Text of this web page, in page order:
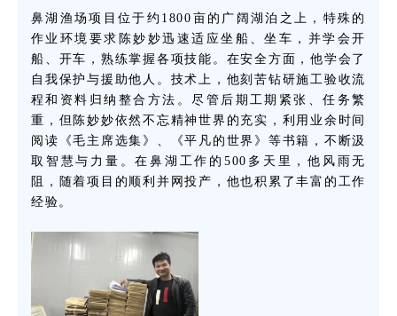
鼻湖渔场项目位于约1800亩的广阔湖泊之上，特殊的
作业环境要求陈妙妙迅速适应坐船、坐车，并学会开
船、开车，熟练掌握各项技能。在安全方面，他学会了
自我保护与援助他人。技术上，他刻苦钻研施工验收流
程和资料归纳整合方法。尽管后期工期紧张、任务繁
重，但陈妙妙依然不忘精神世界的充实，利用业余时间
阅读《毛主席选集》、《平凡的世界》等书籍，不断汲
取智慧与力量。在鼻湖工作的500多天里，他风雨无
阻，随着项目的顺利并网投产，他也积累了丰富的工作
经验。